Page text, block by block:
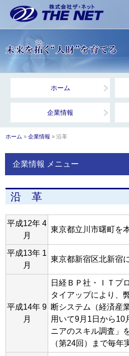
ホーム
企業情報
ホーム »企業情報 » 沿革
企業情報 メニュー
沿 革
平成12年 4
月
東京都立川市曙町を
平成13年 1
月
東京都新宿区北新宿
平成14年 9
月
日経ＢＰ社・ＩＴプ
タイアップにより、
断システム（経済産
用いて9月1日から10
ニアのスキル調査」
（第24回）まで毎年